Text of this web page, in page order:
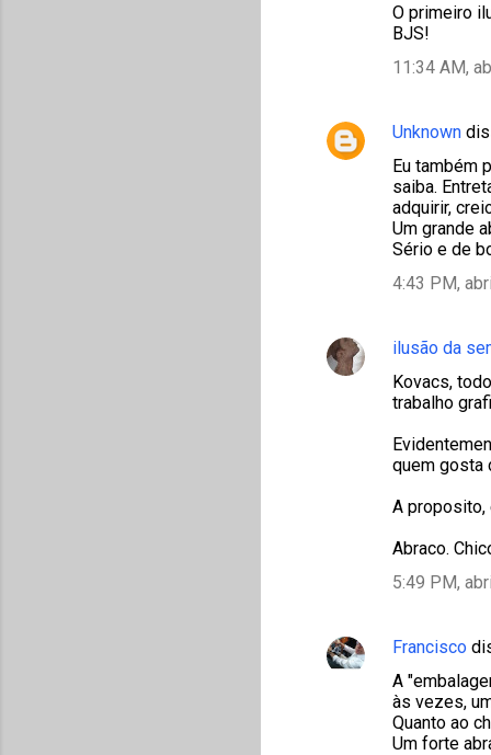
O primeiro
BJS!
11:34 AM,
Unknown
Eu também
saiba.
adquirir,
Um grande
Sério e de
4:43 PM,
ilusão da
Kovacs,
trabalho
quem gosta
A proposito,
Abraco.
5:49 PM,
Francisco
A
às vezes,
Quanto ao
Um forte